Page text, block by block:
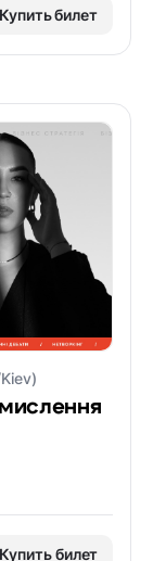
Купить билет
Купить билет